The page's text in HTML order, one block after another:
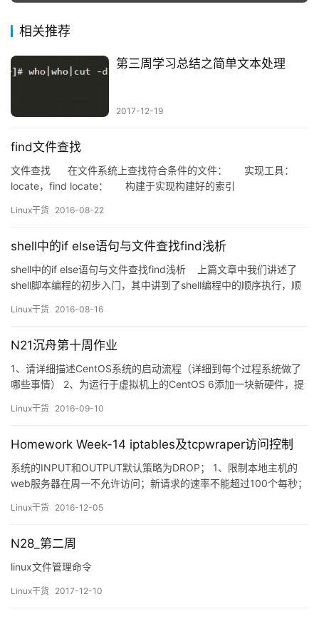
相关推荐
第三周学习总结之简单文本处理
2017-12-19
find文件查找
文件查找 在文件系统上查找符合条件的文件： 实现工具：
locate，find locate： 构建于实现构建好的索引
Linux干货 2016-08-22
shell中的if else语句与文件查找find浅析
shell中的if else语句与文件查找find浅析 上篇文章中我们讲述了
shell脚本编程的初步入门，其中讲到了shell编程中的顺序执行，顺
件判断执行的时候要怎么办呢？我们学习过if之后你会发现这会很简
S…
Linux干货 2016-08-16
N21沉舟第十周作业
1、请详细描述CentOS系统的启动流程（详细到每个过程系统做了
哪些事情） 2、为运行于虚拟机上的CentOS 6添加一块新硬件，提
(2) 为硬盘的第一个主分区提供内核和ramdisk文件； 为第二个分区
Linux干货 2016-09-10
Homework Week-14 iptables及tcpwraper访问控制
系统的INPUT和OUTPUT默认策略为DROP； 1、限制本地主机的
web服务器在周一不允许访问；新请求的速率不能超过100个每秒；
许响应报文离开本机； iptables -A INPUT -d 192.168.1.101 -p …
Linux干货 2016-12-05
N28_第二周
linux文件管理命令
Linux干货 2017-12-10